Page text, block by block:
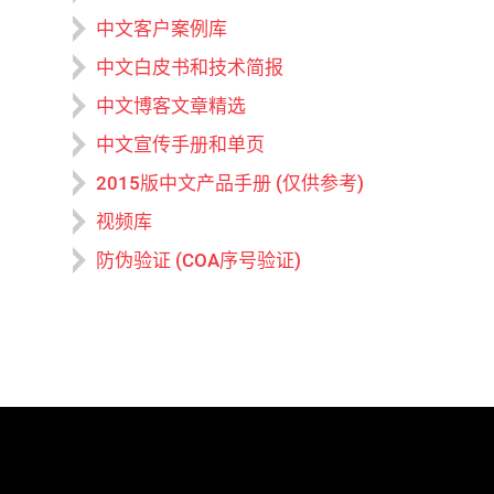
中文客户案例库
中文白皮书和技术简报
中文博客文章精选
中文宣传手册和单页
2015版中文产品手册 (仅供参考)
视频库
防伪验证 (COA序号验证)